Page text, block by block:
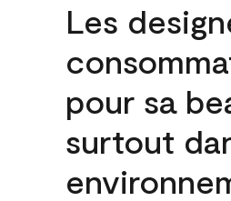
Les
pour sa
surtout